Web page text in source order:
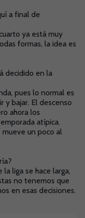
a final de
ya está muy
formas, la idea es
decidido en la
pues lo normal es
y bajar. El descenso
ahora los
atípica.
un poco al
liga se hace larga,
no tenemos que
en esas decisiones.